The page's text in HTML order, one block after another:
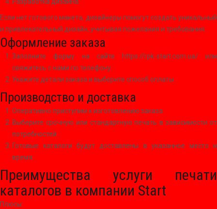
Разработка дизайна.
Если нет готового макета, дизайнеры помогут создать уникальный
и привлекательный дизайн, учитывая пожелания и требования.
Оформление заказа
Заполните форму на сайте https://rpk-start.com.ua/ или
свяжитесь с нами по телефону.
Укажите детали заказа и выберите способ оплаты.
Производство и доставка
Оперативно приступим к изготовлению заказа.
Выберите срочную или стандартную печать в зависимости от
потребностей.
Готовые каталоги будут доставлены в указанное место и
время.
Преимущества услуги печати
каталогов в компании Start
Плюсы: